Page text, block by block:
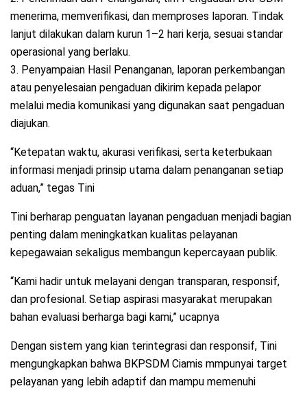
menerima, memverifikasi, dan memproses laporan. Tindak
lanjut dilakukan dalam kurun 1–2 hari kerja, sesuai standar
operasional yang berlaku.
3. Penyampaian Hasil Penanganan, laporan perkembangan
atau penyelesaian pengaduan dikirim kepada pelapor
melalui media komunikasi yang digunakan saat pengaduan
diajukan.
“Ketepatan waktu, akurasi verifikasi, serta keterbukaan
informasi menjadi prinsip utama dalam penanganan setiap
aduan,” tegas Tini
Tini berharap penguatan layanan pengaduan menjadi bagian
penting dalam meningkatkan kualitas pelayanan
kepegawaian sekaligus membangun kepercayaan publik.
“Kami hadir untuk melayani dengan transparan, responsif,
dan profesional. Setiap aspirasi masyarakat merupakan
bahan evaluasi berharga bagi kami,” ucapnya
Dengan sistem yang kian terintegrasi dan responsif, Tini
mengungkapkan bahwa BKPSDM Ciamis mmpunyai target
pelayanan yang lebih adaptif dan mampu memenuhi